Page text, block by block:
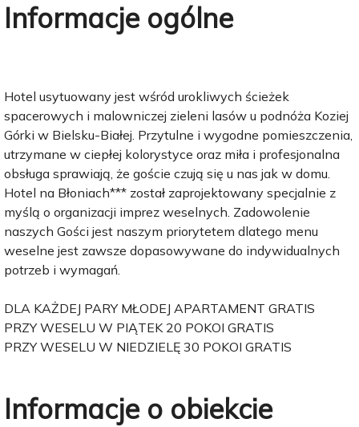
Informacje ogólne
Hotel usytuowany jest wśród urokliwych ścieżek
spacerowych i malowniczej zieleni lasów u podnóża Koziej
Górki w Bielsku-Białej. Przytulne i wygodne pomieszczenia,
utrzymane w ciepłej kolorystyce oraz miła i profesjonalna
obsługa sprawiają, że goście czują się u nas jak w domu.
Hotel na Błoniach*** został zaprojektowany specjalnie z
myślą o organizacji imprez weselnych. Zadowolenie
naszych Gości jest naszym priorytetem dlatego menu
weselne jest zawsze dopasowywane do indywidualnych
potrzeb i wymagań.
DLA KAŻDEJ PARY MŁODEJ APARTAMENT GRATIS
PRZY WESELU W PIĄTEK 20 POKOI GRATIS
PRZY WESELU W NIEDZIELĘ 30 POKOI GRATIS
Informacje o obiekcie